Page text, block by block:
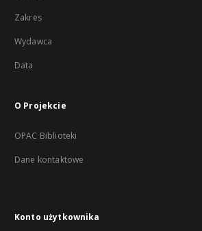
Zakres
Wydawca
Data
O Projekcie
OPAC Biblioteki
Dane kontaktowe
Konto użytkownika